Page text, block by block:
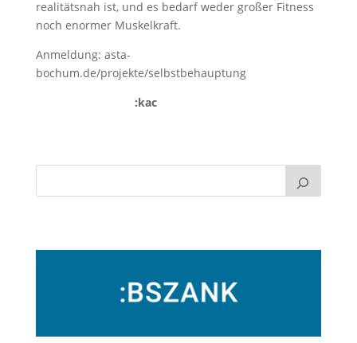
realitätsnah ist, und es bedarf weder großer Fitness
noch enormer Muskelkraft.
Anmeldung: asta-
bochum.de/projekte/selbstbehauptung
:kac